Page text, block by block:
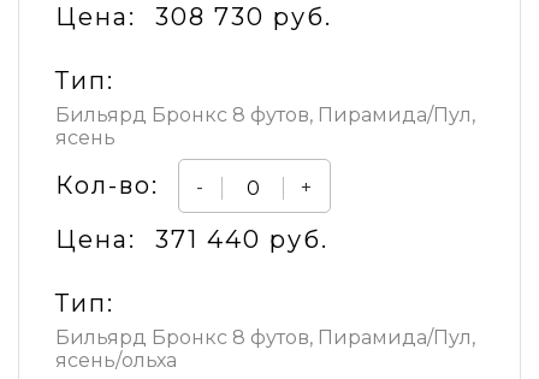
Цена: 308 730 руб.
Тип:
Бильярд Бронкс 8 футов, Пирамида/Пул,
ясень
Кол-во: - +
Цена: 371 440 руб.
Тип:
Бильярд Бронкс 8 футов, Пирамида/Пул,
ясень/ольха